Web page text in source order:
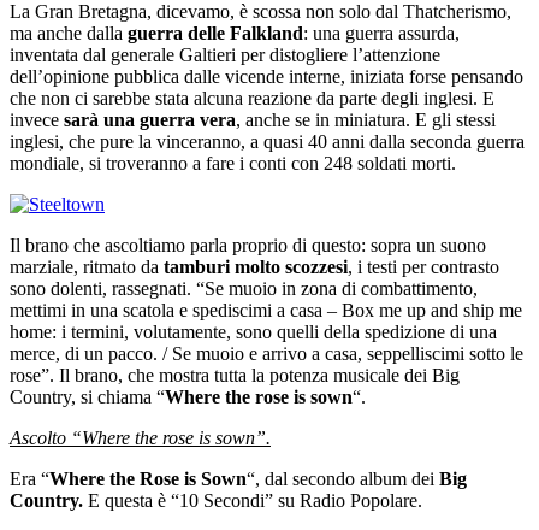
La Gran Bretagna, dicevamo, è scossa non solo dal Thatcherismo,
ma anche dalla guerra delle Falkland: una guerra assurda,
inventata dal generale Galtieri per distogliere l’attenzione
dell’opinione pubblica dalle vicende interne, iniziata forse pensando
che non ci sarebbe stata alcuna reazione da parte degli inglesi. E
invece sarà una guerra vera, anche se in miniatura. E gli stessi
inglesi, che pure la vinceranno, a quasi 40 anni dalla seconda guerra
mondiale, si troveranno a fare i conti con 248 soldati morti.
Il brano che ascoltiamo parla proprio di questo: sopra un suono
marziale, ritmato da tamburi molto scozzesi, i testi per contrasto
sono dolenti, rassegnati. “Se muoio in zona di combattimento,
mettimi in una scatola e spediscimi a casa – Box me up and ship me
home: i termini, volutamente, sono quelli della spedizione di una
merce, di un pacco. / Se muoio e arrivo a casa, seppelliscimi sotto le
rose”. Il brano, che mostra tutta la potenza musicale dei Big
Country, si chiama “Where the rose is sown“.
Ascolto “Where the rose is sown”.
Era “Where the Rose is Sown“, dal secondo album dei Big
Country. E questa è “10 Secondi” su Radio Popolare.